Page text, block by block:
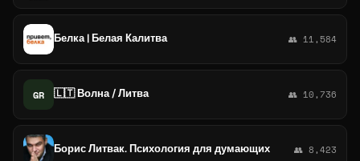
Белка | Белая Калитва 👥 11,584
GR 🇱🇹 Волна / Литва 👥 10,736
Борис Литвак. Психология для думающих 👥 8,423